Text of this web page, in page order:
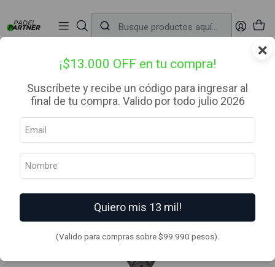
×
¡$13.000 OFF en tu compra!
Suscríbete y recibe un código para ingresar al
final de tu compra. Valido por todo julio 2026
Quiero mis 13 mil!
(Valido para compras sobre $99.990 pesos).
📦 Envío Gratis desde $99.990 — Entrega en RM el mismo día🔥Compra
antes de las 12:00 hrs (día hábil) y recibe hoy mismo.